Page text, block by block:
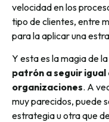
velocidad en los
tipo de clientes, entre
para la aplicar una
Y esta es la magia de
patrón a seguir
organizaciones. A
muy parecidos, puede
estrategia u otra que